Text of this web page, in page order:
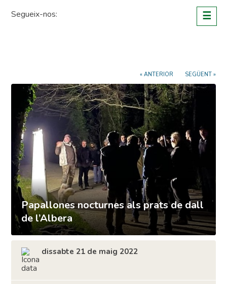
Segueix-nos: ☰
« ANTERIOR SEGÜENT »
Papallones nocturnes als prats de dall
de l’Albera
dissabte 21 de maig 2022